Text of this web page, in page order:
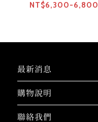
NT$6,300-6,800
最新消息
購物說明
聯絡我們